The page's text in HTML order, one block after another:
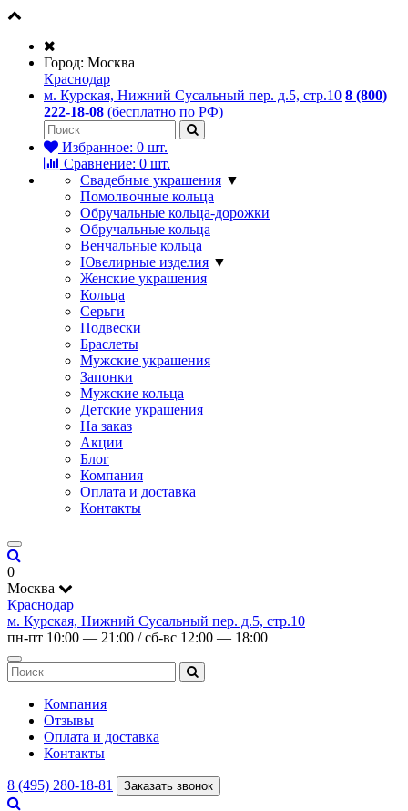
Город: Москва
Краснодар
м. Курская, Нижний Сусальный пер. д.5, стр.10 8 (800)
222-18-08 (бесплатно по РФ)
Избранное: 0 шт.
Сравнение: 0 шт.
Свадебные украшения ▼
Помолвочные кольца
Обручальные кольца-дорожки
Обручальные кольца
Венчальные кольца
Ювелирные изделия ▼
Женские украшения
Кольца
Серьги
Подвески
Браслеты
Мужские украшения
Запонки
Мужские кольца
Детские украшения
На заказ
Акции
Блог
Компания
Оплата и доставка
Контакты
0
Москва
Краснодар
м. Курская, Нижний Сусальный пер. д.5, стр.10
пн-пт 10:00 — 21:00 / сб-вс 12:00 — 18:00
Компания
Отзывы
Оплата и доставка
Контакты
8 (495) 280-18-81 Заказать звонок